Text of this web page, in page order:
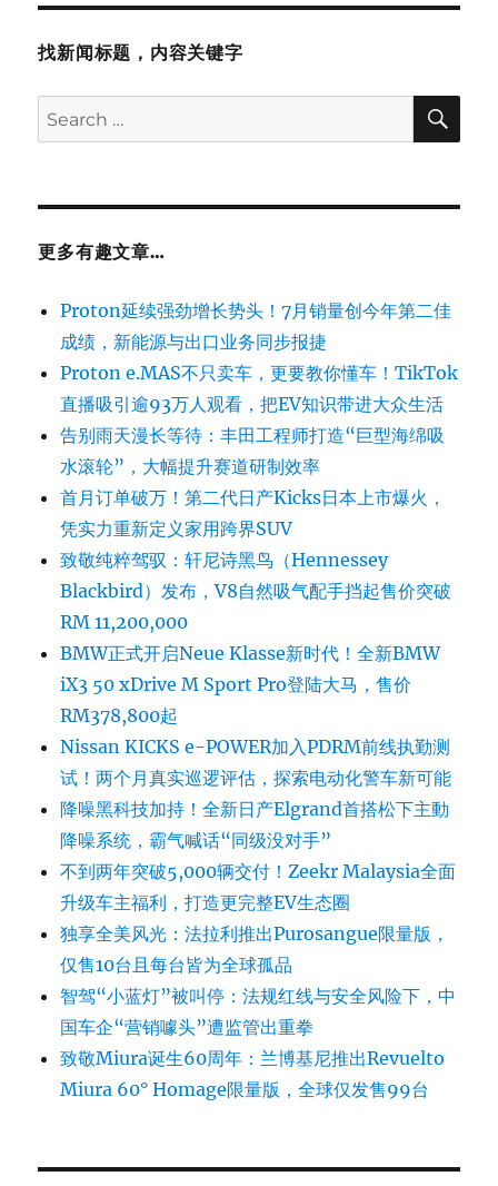
找新闻标题，内容关键字
Search
for:
更多有趣文章…
Proton延续强劲增长势头！7月销量创今年第二佳
成绩，新能源与出口业务同步报捷
Proton e.MAS不只卖车，更要教你懂车！TikTok
直播吸引逾93万人观看，把EV知识带进大众生活
告别雨天漫长等待：丰田工程师打造“巨型海绵吸
水滚轮”，大幅提升赛道研制效率
首月订单破万！第二代日产Kicks日本上市爆火，
凭实力重新定义家用跨界SUV
致敬纯粹驾驭：轩尼诗黑鸟（Hennessey
Blackbird）发布，V8自然吸气配手挡起售价突破
RM 11,200,000
BMW正式开启Neue Klasse新时代！全新BMW
iX3 50 xDrive M Sport Pro登陆大马，售价
RM378,800起
Nissan KICKS e-POWER加入PDRM前线执勤测
试！两个月真实巡逻评估，探索电动化警车新可能
降噪黑科技加持！全新日产Elgrand首搭松下主動
降噪系统，霸气喊话“同级没对手”
不到两年突破5,000辆交付！Zeekr Malaysia全面
升级车主福利，打造更完整EV生态圈
独享全美风光：法拉利推出Purosangue限量版，
仅售10台且每台皆为全球孤品
智驾“小蓝灯”被叫停：法规红线与安全风险下，中
国车企“营销噱头”遭监管出重拳
致敬Miura诞生60周年：兰博基尼推出Revuelto
Miura 60° Homage限量版，全球仅发售99台